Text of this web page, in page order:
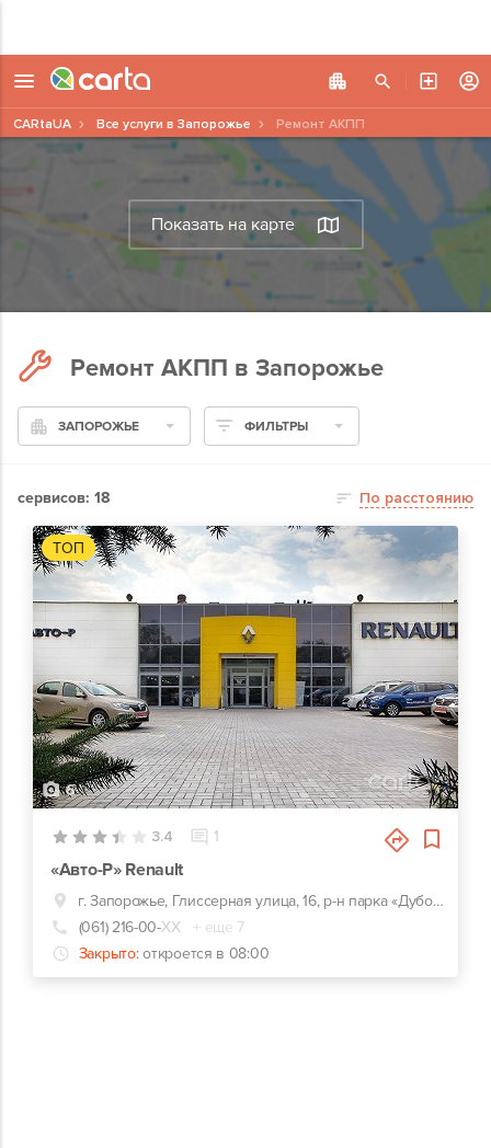
Показать на карте
CARtaUA Все услуги в Запорожье Ремонт АКПП
Ремонт АКПП в Запорожье
ЗАПОРОЖЬЕ ФИЛЬТРЫ
сервисов: 18 По расстоянию
ТОП
6
3.4 1
«Авто-Р» Renault
г. Запорожье, Глиссерная улица, 16, р-н парка «Дубовая роща»
(061) 216-00-ХХ
+ еще 7
Закрыто: откроется в 08:00